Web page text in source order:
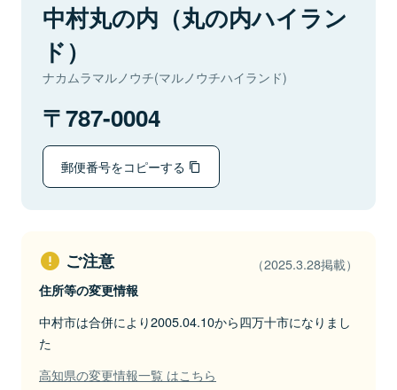
中村丸の内（丸の内ハイラン
ド）
ナカムラマルノウチ(マルノウチハイランド)
787-0004
郵便番号をコピーする
ご注意 （2025.3.28掲載）
住所等の変更情報
中村市は合併により2005.04.10から四万十市になりまし
た
高知県の変更情報一覧 はこちら